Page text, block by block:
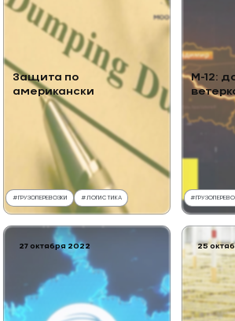
Защита по
американски
# ГРУЗОПЕРЕВОЗКИ # ЛОГИСТИКА
М-12:
#
27 октября 2022 25